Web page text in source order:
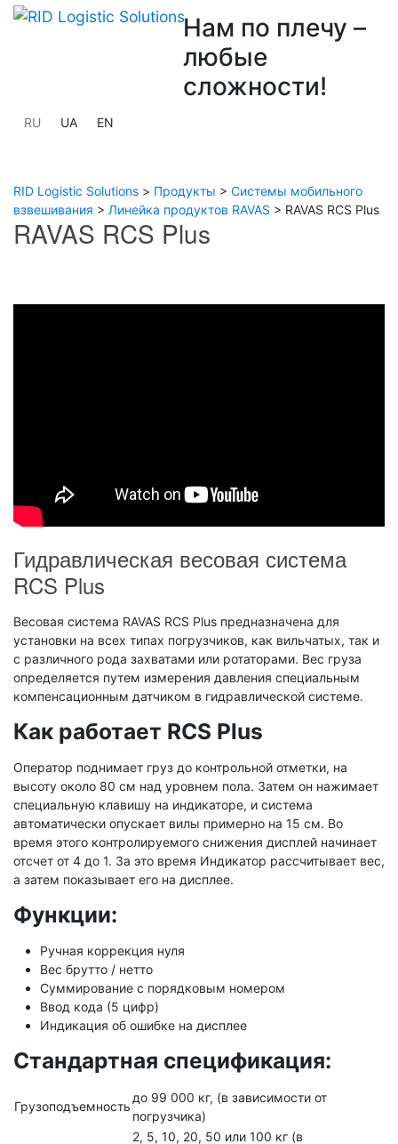
Нам по плечу –
любые
сложности!
RU UA EN
RID Logistic Solutions > Продукты > Системы мобильного
взвешивания > Линейка продуктов RAVAS > RAVAS RCS Plus
RAVAS RCS Plus
Гидравлическая весовая система
RCS Plus
Весовая система RAVAS RCS Plus предназначена для
установки на всех типах погрузчиков, как вильчатых, так и
с различного рода захватами или ротаторами. Вес груза
определяется путем измерения давления специальным
компенсационным датчиком в гидравлической системе.
Как работает RCS Plus
Оператор поднимает груз до контрольной отметки, на
высоту около 80 см над уровнем пола. Затем он нажимает
специальную клавишу на индикаторе, и система
автоматически опускает вилы примерно на 15 см. Во
время этого контролируемого снижения дисплей начинает
отсчет от 4 до 1. За это время Индикатор рассчитывает вес,
а затем показывает его на дисплее.
Функции:
Ручная коррекция нуля
Вес брутто / нетто
Суммирование с порядковым номером
Ввод кода (5 цифр)
Индикация об ошибке на дисплее
Стандартная спецификация:
Грузоподъемность
до 99 000 кг, (в зависимости от
погрузчика)
2, 5, 10, 20, 50 или 100 кг (в